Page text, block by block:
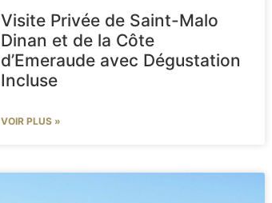
Visite Privée de Saint-Malo
Dinan et de la Côte
d’Emeraude avec Dégustation
Incluse
VOIR PLUS »